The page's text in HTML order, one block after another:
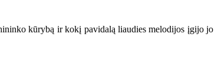
kūrybą ir kokį pavidalą liaudies melodijos įgijo jo